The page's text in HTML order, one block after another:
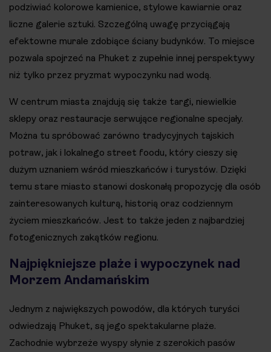
podziwiać kolorowe kamienice, stylowe kawiarnie oraz
liczne galerie sztuki. Szczególną uwagę przyciągają
efektowne murale zdobiące ściany budynków. To miejsce
pozwala spojrzeć na Phuket z zupełnie innej perspektywy
niż tylko przez pryzmat wypoczynku nad wodą.
W centrum miasta znajdują się także targi, niewielkie
sklepy oraz restauracje serwujące regionalne specjały.
Można tu spróbować zarówno tradycyjnych tajskich
potraw, jak i lokalnego street foodu, który cieszy się
dużym uznaniem wśród mieszkańców i turystów. Dzięki
temu stare miasto stanowi doskonałą propozycję dla osób
zainteresowanych kulturą, historią oraz codziennym
życiem mieszkańców. Jest to także jeden z najbardziej
fotogenicznych zakątków regionu.
Najpiękniejsze plaże i wypoczynek nad
Morzem Andamańskim
Jednym z największych powodów, dla których turyści
odwiedzają Phuket, są jego spektakularne plaże.
Zachodnie wybrzeże wyspy słynie z szerokich pasów